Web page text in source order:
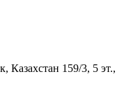
Казахстан 159/3, 5 эт.,